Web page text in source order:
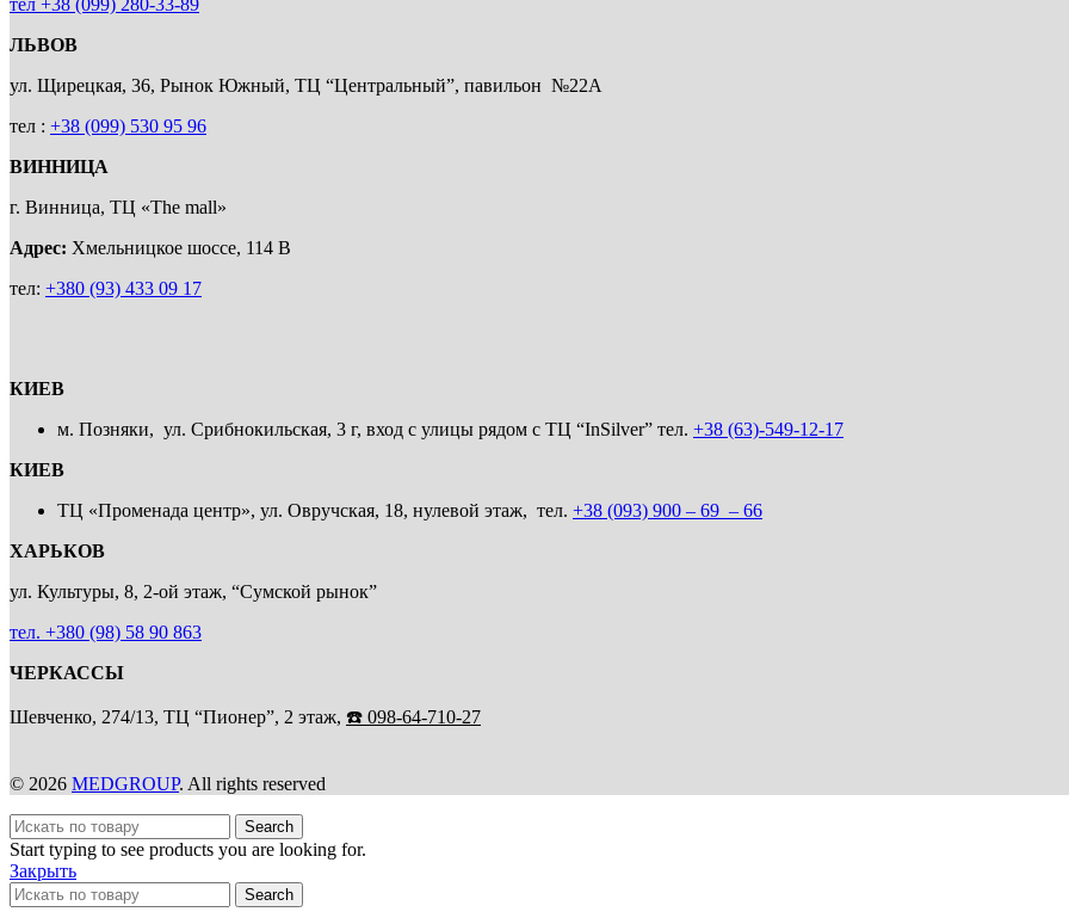
тел +38 (099) 280-33-89
ЛЬВОВ
ул. Щирецкая, 36, Рынок Южный, ТЦ “Центральный”, павильон №22А
тел : +38 (099) 530 95 96
ВИННИЦА
г. Винница, ТЦ «The mall»
Адрес: Хмельницкое шоссе, 114 В
тел: +380 (93) 433 09 17
КИЕВ
м. Позняки, ул. Срибнокильская, 3 г, вход с улицы рядом с ТЦ “InSilver” тел. +38 (63)-549-12-17
КИЕВ
ТЦ «Променада центр», ул. Овручская, 18, нулевой этаж, тел. +38 (093) 900 – 69 – 66
ХАРЬКОВ
ул. Культуры, 8, 2-ой этаж, “Сумской рынок”
тел. +380 (98) 58 90 863
ЧЕРКАССЫ
Шевченко, 274/13, ТЦ “Пионер”, 2 этаж, ☎️ 098-64-710-27
© 2026 MEDGROUP. All rights reserved
Search
Start typing to see products you are looking for.
Закрыть
Search